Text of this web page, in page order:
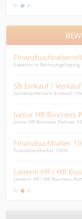
Expertin in
SB Einkauf /
Sachbearbeiterin Einkauf /
Junior HR Business
Junior HR Business Partner
Finanzbuchhalter
Finanzbuchhalter 100%
Leiterin HR / HR
Leiterin HR / HR Business